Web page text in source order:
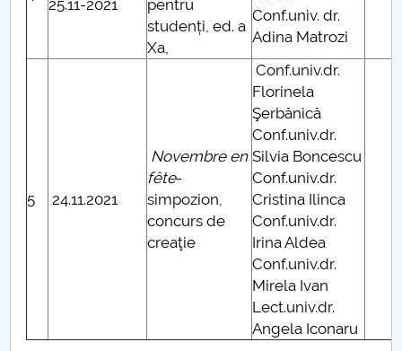
25.11-2021
pentru
studenți, ed. a
Xa,
Conf.univ. dr.
Adina Matrozi
5 24.11.2021
Novembre en
fête-
simpozion,
concurs de
creaţie
Conf.univ.dr.
Florinela
Şerbănică
Conf.univ.dr.
Silvia Boncescu
Conf.univ.dr.
Cristina Ilinca
Conf.univ.dr.
Irina Aldea
Conf.univ.dr.
Mirela Ivan
Lect.univ.dr.
Angela Iconaru